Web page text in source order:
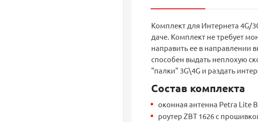
Комплект для Интернета 4G/
даче. Комплект не требует
направить ее в направлении
способен выдать неплохую
"палки" 3G\4G и раздать
Состав комплекта
оконная антенна Petra Lite
роутер ZBT 1626 с